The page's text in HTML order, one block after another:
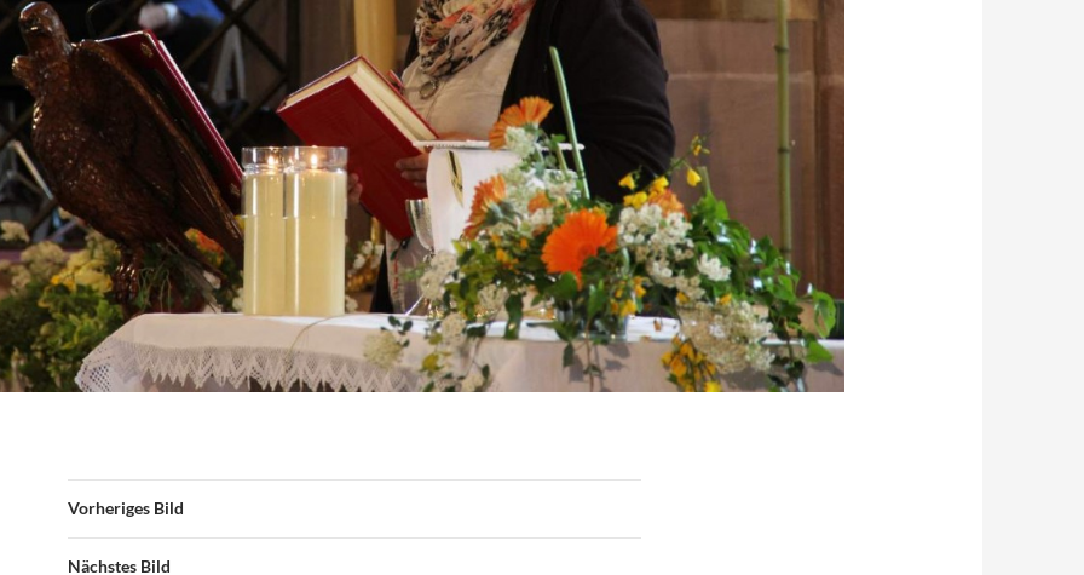
Vorheriges Bild
Nächstes Bild